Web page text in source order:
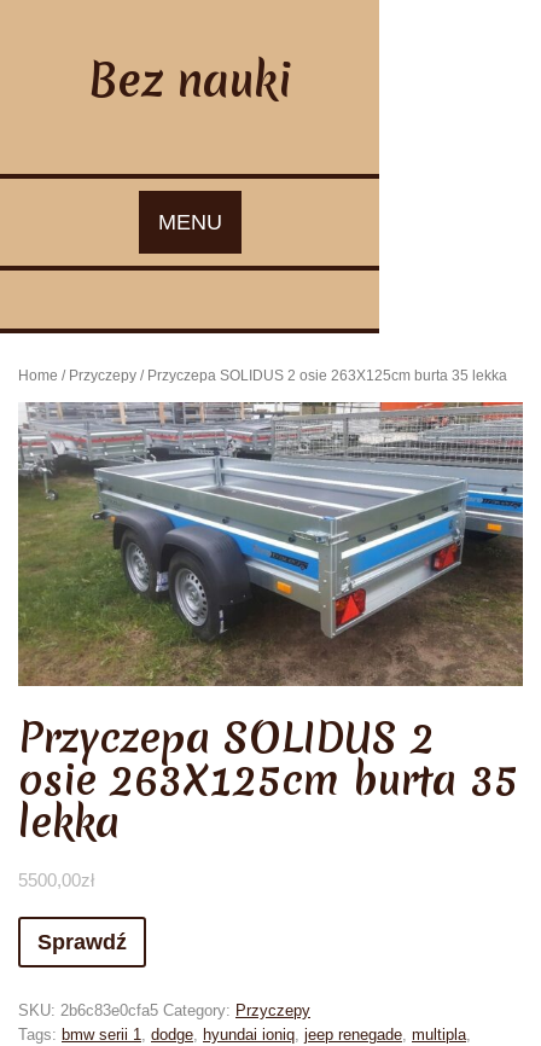
Bez nauki
MENU
Home / Przyczepy / Przyczepa SOLIDUS 2 osie 263X125cm burta 35 lekka
Przyczepa SOLIDUS 2
osie 263X125cm burta 35
lekka
5500,00zł
Sprawdź
SKU: 2b6c83e0cfa5 Category: Przyczepy
Tags: bmw serii 1, dodge, hyundai ioniq, jeep renegade, multipla,